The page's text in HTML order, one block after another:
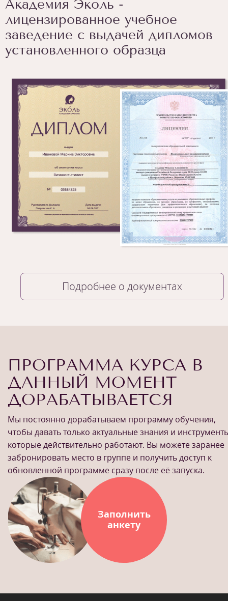
/11
Академия Эколь -
лицензированное учебное
заведение с выдачей дипломов
установленного образца
Подробнее о документах
ПРОГРАММА КУРСА В
ДАННЫЙ МОМЕНТ
ДОРАБАТЫВАЕТСЯ
Мы постоянно дорабатываем программу обучения,
чтобы давать только актуальные знания и
которые действительно работают. Вы можете заранее
забронировать место в группе и получить доступ к
обновленной программе сразу после её запуска.
Заполнить
анкету